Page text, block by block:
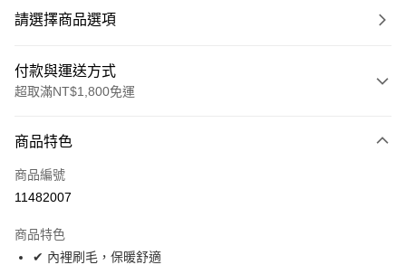
請選擇商品選項
付款與運送方式
超取滿NT$1,800免運
信用卡一次付款
超商取貨付款
Apple Pay
商品特色
商品編號
11482007
商品特色
✔ 內裡刷毛，保暖舒適